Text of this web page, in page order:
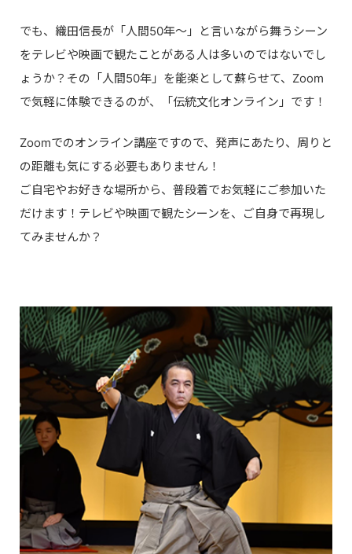
でも、織田信長が「人間50年～」と言いながら舞うシーン
をテレビや映画で観たことがある人は多いのではないでし
ょうか？その「人間50年」を能楽として蘇らせて、Zoom
で気軽に体験できるのが、「伝統文化オンライン」です！
Zoomでのオンライン講座ですので、発声にあたり、周りと
の距離も気にする必要もありません！
ご自宅やお好きな場所から、普段着でお気軽にご参加いた
だけます！テレビや映画で観たシーンを、ご自身で再現し
てみませんか？